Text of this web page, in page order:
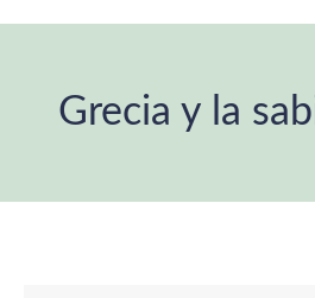
Grecia y la